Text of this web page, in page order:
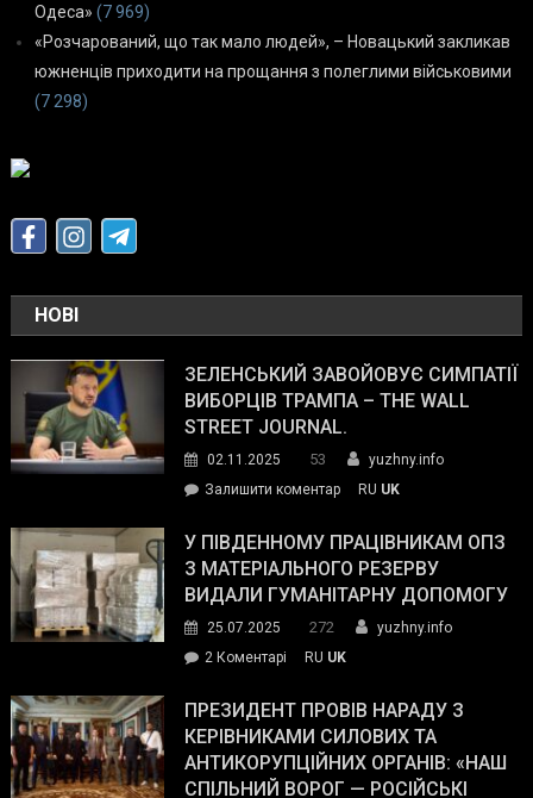
Одеса» (7 969)
«Розчарований, що так мало людей», – Новацький закликав
южненців приходити на прощання з полеглими військовими
(7 298)
НОВІ
ЗЕЛЕНСЬКИЙ ЗАВОЙОВУЄ СИМПАТІЇ
ВИБОРЦІВ ТРАМПА – THE WALL
STREET JOURNAL.
02.11.2025 53
yuzhny.info
Залишити коментарon
завойовує
симпатії
виборців
The
Street
Journal.
RU UK
У ПІВДЕННОМУ ПРАЦІВНИКАМ ОПЗ
З МАТЕРІАЛЬНОГО РЕЗЕРВУ
ВИДАЛИ ГУМАНІТАРНУ ДОПОМОГУ
25.07.2025 272
yuzhny.info
2 Коментарі
Південному
працівникам
ОПЗ
з
RU UK
ПРЕЗИДЕНТ ПРОВІВ НАРАДУ З
КЕРІВНИКАМИ СИЛОВИХ ТА
АНТИКОРУПЦІЙНИХ ОРГАНІВ: «НАШ
СПІЛЬНИЙ ВОРОГ — РОСІЙСЬКІ